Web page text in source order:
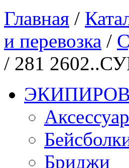
Главная /
и перевозка /
/ 281
Бриджи